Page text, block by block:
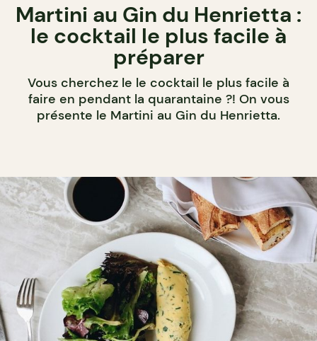
Martini au Gin du Henrietta :
le cocktail le plus facile à
préparer
Vous cherchez le le cocktail le plus facile à
faire en pendant la quarantaine ?! On vous
présente le Martini au Gin du Henrietta.